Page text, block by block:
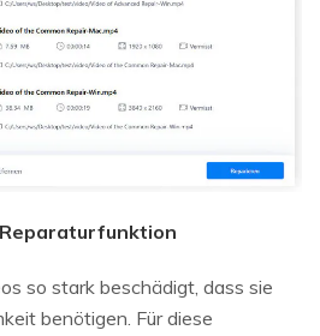
so stark beschädigt, dass sie
benötigen. Für diese